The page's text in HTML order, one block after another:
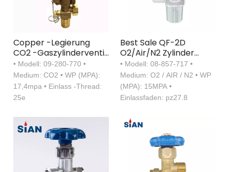
Copper -Legierung
CO2 -Gaszylinderventil
für Marine
• Modell: 09-280-770 •
Medium: CO2 • WP (MPA):
17,4mpa • Einlass -Thread:
25e
Best Sale QF-2D
O2/Air/N2 Zylinder
Nadelventil
Messingventil
• Modell: 08-857-717 •
Medium: O2 / AIR / N2 • WP
(MPA): 15MPA •
Einlassfaden: pz27.8